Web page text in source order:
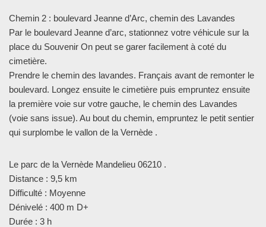
Chemin 2 : boulevard Jeanne d’Arc, chemin des Lavandes
Par le boulevard Jeanne d’arc, stationnez votre véhicule sur la
place du Souvenir On peut se garer facilement à coté du
cimetière.
Prendre le chemin des lavandes. Français avant de remonter le
boulevard. Longez ensuite le cimetière puis empruntez ensuite
la première voie sur votre gauche, le chemin des Lavandes
(voie sans issue). Au bout du chemin, empruntez le petit sentier
qui surplombe le vallon de la Vernède .
Le parc de la Vernède Mandelieu 06210 .
Distance : 9,5 km
Difficulté : Moyenne
Dénivelé : 400 m D+
Durée : 3 h